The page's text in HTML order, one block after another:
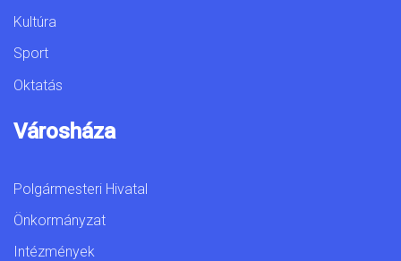
Kultúra
Sport
Oktatás
Városháza
Polgármesteri Hivatal
Önkormányzat
Intézmények